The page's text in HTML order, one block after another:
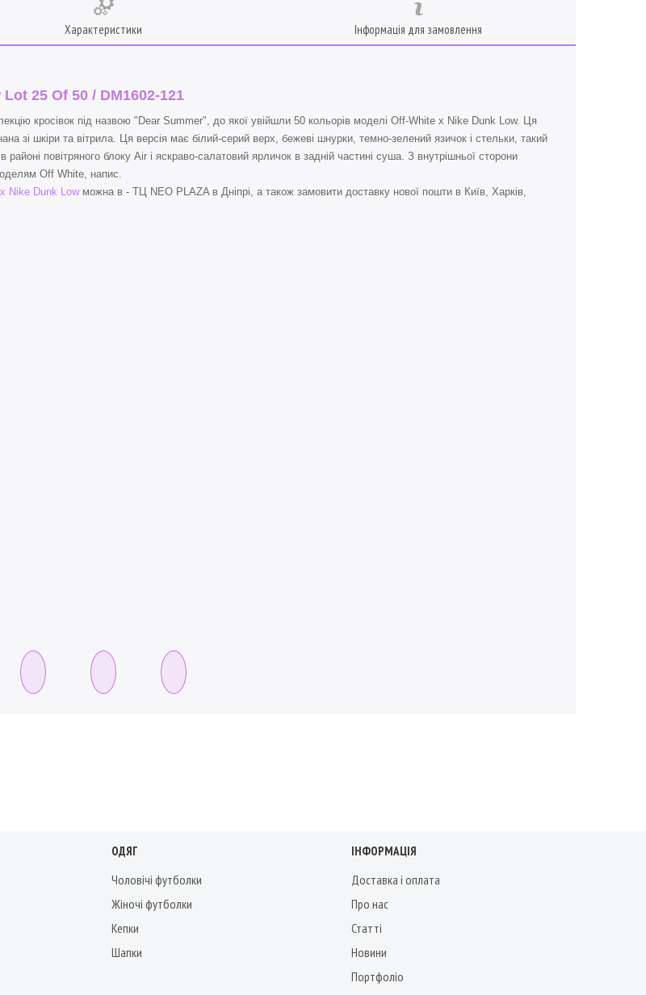
Характеристики Інформація для замовлення
25 Of 50 / DM1602-121
кросівок під назвою "Dear Summer", до якої увійшли 50 кольорів моделі Off-White x Nike Dunk Low. Ця
зі шкіри та вітрила. Ця версія має білий-серий верх, бежеві шнурки, темно-зелений язичок і стельки, такий
повітряного блоку Air і яскраво-салатовий ярличок в задній частині суша. З внутрішньої сторони
Off White, напис.
Nike Dunk Lowможна в - ТЦ NEO PLAZA в Дніпрі, а також замовити доставку нової пошти в Київ, Харків,
ОДЯГ
Чоловічі футболки
Жіночі футболки
Кепки
Шапки
ІНФОРМАЦІЯ
Доставка і оплата
Про нас
Статті
Новини
Портфоліо